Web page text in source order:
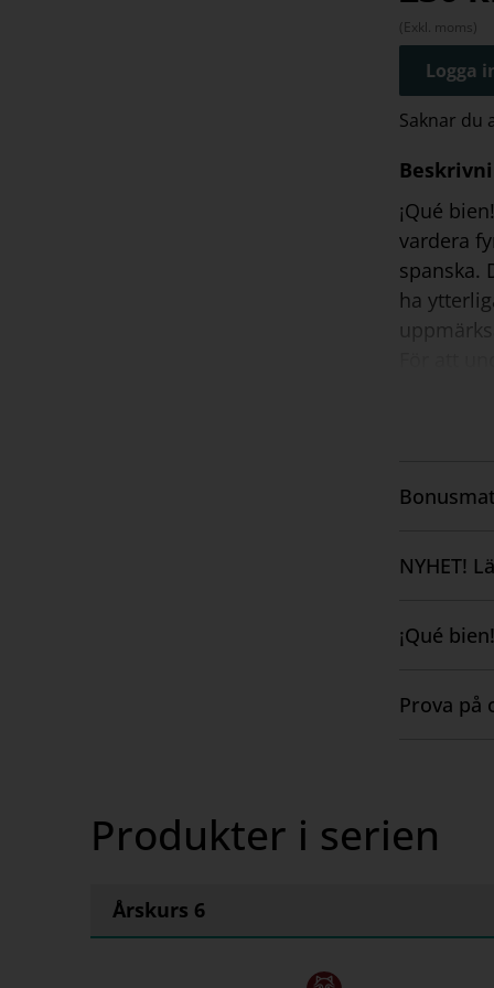
(Exkl. moms)
Logga
Saknar du
¡Qué
vardera
spanska.
ha
boken
Visa
NYHET!
Visa
¡Qué
Visa
Prova på
Visa
Produkter i serien
Årskurs 6